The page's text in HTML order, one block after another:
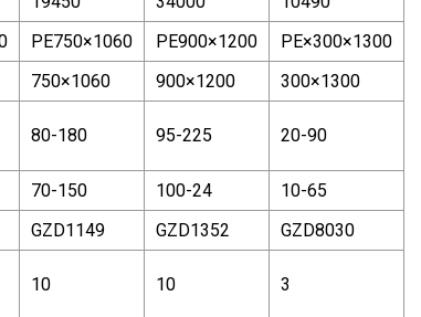
PE750×1060 PE900×1200
PE×300×1300
750×1060 900×1200
300×1300
80-180 95-225 20-90
70-150 100-24 10-65
GZD1149 GZD1352
GZD8030
10 10 3